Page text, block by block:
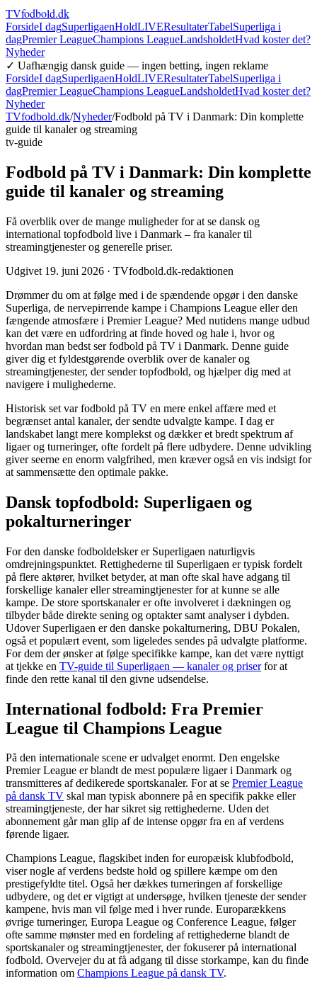
TVfodbold.dk
ForsideI dagSuperligaenHoldLIVEResultaterTabelSuperliga i
dagPremier LeagueChampions LeagueLandsholdetHvad koster det?
Nyheder
✓ Uafhængig dansk guide — ingen betting, ingen reklame
ForsideI dagSuperligaenHoldLIVEResultaterTabelSuperliga i
dagPremier LeagueChampions LeagueLandsholdetHvad koster det?
Nyheder
TVfodbold.dk/Nyheder/Fodbold på TV i Danmark: Din komplette
guide til kanaler og streaming
tv-guide
Fodbold på TV i Danmark: Din komplette
guide til kanaler og streaming
Få overblik over de mange muligheder for at se dansk og
international topfodbold live i Danmark – fra kanaler til
streamingtjenester og generelle priser.
Udgivet 19. juni 2026 · TVfodbold.dk-redaktionen
Drømmer du om at følge med i de spændende opgør i den danske
Superliga, de nervepirrende kampe i Champions League eller den
fængende atmosfære i Premier League? Med nutidens mange udbud
kan det være en udfordring at finde hoved og hale i, hvor og
hvordan man bedst ser fodbold på TV i Danmark. Denne guide
giver dig et fyldestgørende overblik over de kanaler og
streamingtjenester, der sender topfodbold, og hjælper dig med at
navigere i mulighederne.
Historisk set var fodbold på TV en mere enkel affære med et
begrænset antal kanaler, der sendte udvalgte kampe. I dag er
landskabet langt mere komplekst og dækker et bredt spektrum af
ligaer og turneringer, ofte fordelt på flere udbydere. Denne udvikling
giver seerne en enorm valgfrihed, men kræver også en vis indsigt for
at sammensætte den optimale pakke.
Dansk topfodbold: Superligaen og
pokalturneringer
For den danske fodboldelsker er Superligaen naturligvis
omdrejningspunktet. Rettighederne til Superligaen er typisk fordelt
på flere aktører, hvilket betyder, at man ofte skal have adgang til
forskellige kanaler eller streamingtjenester for at kunne se alle
kampe. De store sportskanaler er ofte involveret i dækningen og
tilbyder både direkte sening og optakter samt analyser i dybden.
Udover Superligaen er den danske pokalturnering, DBU Pokalen,
også et populært event, som ligeledes sendes på udvalgte platforme.
For dem der ønsker at følge specifikke kampe, kan det være nyttigt
at tjekke en TV-guide til Superligaen — kanaler og priserfor at
finde den rette kanal til den givne udsendelse.
International fodbold: Fra Premier
League til Champions League
På den internationale scene er udvalget enormt. Den engelske
Premier League er blandt de mest populære ligaer i Danmark og
transmitteres af dedikerede sportskanaler. For at se Premier League
på dansk TV skal man typisk abonnere på en specifik pakke eller
streamingtjeneste, der har sikret sig rettighederne. Uden det
abonnement går man glip af de intense opgør fra en af verdens
førende ligaer.
Champions League, flagskibet inden for europæisk klubfodbold,
viser nogle af verdens bedste hold og spillere kæmpe om den
prestigefyldte titel. Også her dækkes turneringen af forskellige
udbydere, og det er vigtigt at undersøge, hvilken tjeneste der sender
kampene, hvis man vil følge med i hver runde. Europarækkens
øvrige turneringer, Europa League og Conference League, følger
ofte samme mønster med en fordeling af rettighederne blandt de
sportskanaler og streamingtjenester, der fokuserer på international
fodbold. Overvejer du at få adgang til disse storkampe, kan du finde
information om Champions League på dansk TV.